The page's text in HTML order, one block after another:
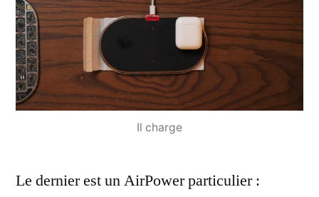
Il charge
Le dernier est un AirPower particulier :